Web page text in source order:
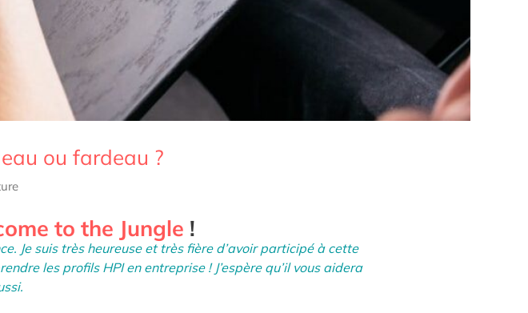
ou fardeau ?
to the Jungle !
Je suis très heureuse et très fière d’avoir participé à cette
les profils HPI en entreprise ! J’espère qu’il vous aidera